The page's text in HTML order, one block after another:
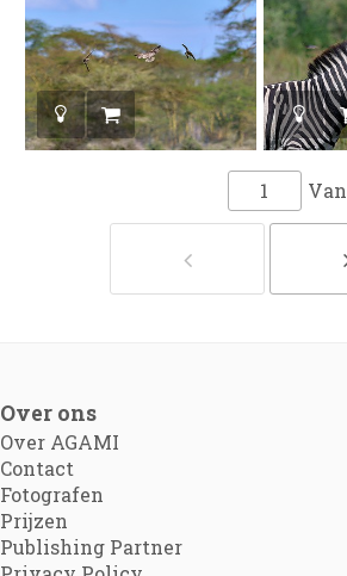
Van
Over ons
Over AGAMI
Contact
Fotografen
Prijzen
Publishing Partner